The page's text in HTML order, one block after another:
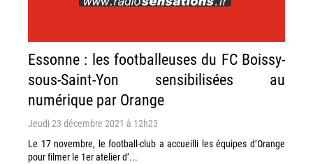
Essonne : les footballeuses du FC Boissy-
sous-Saint-Yon sensibilisées au
numérique par Orange
Jeudi 23 décembre 2021 à 12h23
Le 17 novembre, le football-club a accueilli les équipes d’Orange
pour filmer le 1er atelier d’...